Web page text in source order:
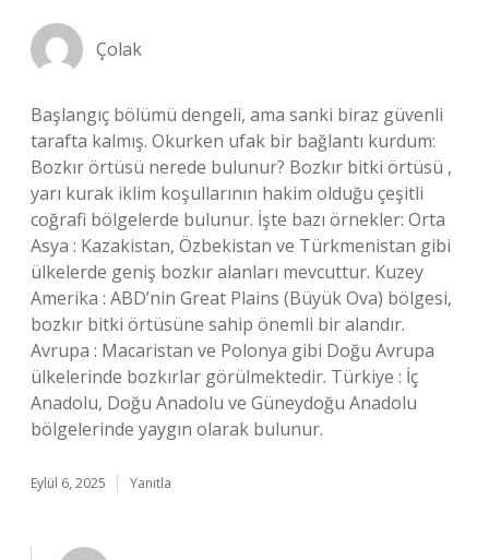
Çolak
Başlangıç bölümü dengeli, ama sanki biraz güvenli
tarafta kalmış. Okurken ufak bir bağlantı kurdum:
Bozkır örtüsü nerede bulunur? Bozkır bitki örtüsü ,
yarı kurak iklim koşullarının hakim olduğu çeşitli
coğrafi bölgelerde bulunur. İşte bazı örnekler: Orta
Asya : Kazakistan, Özbekistan ve Türkmenistan gibi
ülkelerde geniş bozkır alanları mevcuttur. Kuzey
Amerika : ABD’nin Great Plains (Büyük Ova) bölgesi,
bozkır bitki örtüsüne sahip önemli bir alandır.
Avrupa : Macaristan ve Polonya gibi Doğu Avrupa
ülkelerinde bozkırlar görülmektedir. Türkiye : İç
Anadolu, Doğu Anadolu ve Güneydoğu Anadolu
bölgelerinde yaygın olarak bulunur.
Eylül 6, 2025 Yanıtla